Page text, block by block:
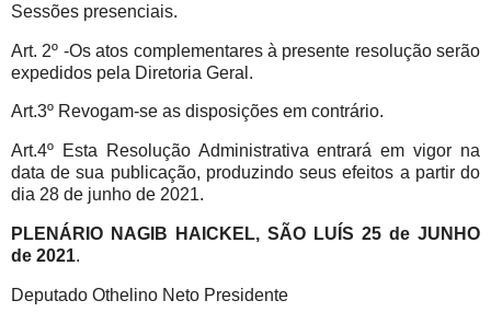
Sessões presenciais.
Art. 2º -Os atos complementares à presente resolução serão
expedidos pela Diretoria Geral.
Art.3º Revogam-se as disposições em contrário.
Art.4º Esta Resolução Administrativa entrará em vigor na
data de sua publicação, produzindo seus efeitos a partir do
dia 28 de junho de 2021.
PLENÁRIO NAGIB HAICKEL, SÃO LUÍS 25 de JUNHO
de 2021.
Deputado Othelino Neto Presidente